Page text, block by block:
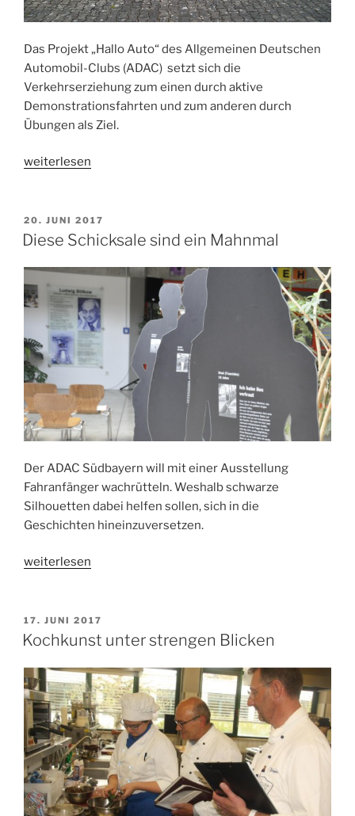
Das Projekt „Hallo Auto“ des Allgemeinen Deutschen
Automobil-Clubs (ADAC) setzt sich die
Verkehrserziehung zum einen durch aktive
Demonstrationsfahrten und zum anderen durch
Übungen als Ziel.
„ADAC
weiterlesen
VERÖFFENTLICHT
AM
20. JUNI 2017
Diese Schicksale sind ein Mahnmal
Der ADAC Südbayern will mit einer Ausstellung
Fahranfänger wachrütteln. Weshalb schwarze
Silhouetten dabei helfen sollen, sich in die
Geschichten hineinzuversetzen.
„Diese
ein
Mahnmal“
weiterlesen
VERÖFFENTLICHT
AM
17. JUNI 2017
Kochkunst unter strengen Blicken